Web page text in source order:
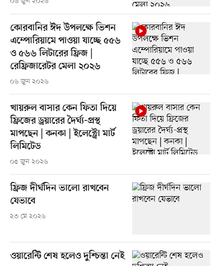
কোরবানির ঈদ উপলক্ষে ভিশন
এম্পোরিয়ামে পাওয়া যাচ্ছে ৫৫৬
ও ৫৬৬ লিটারের ফ্রিজ |
রেফ্রিজারেটর মেলা ২০২৬
০৬ জুন ২০২৬
খায়রুল বাসার কেন ফিতা দিয়ে
ফ্রিজের ড্রয়ারের দৈর্ঘ্য-প্রস্থ
মাপছেন | কনকা | ইলেক্ট্রো মার্ট
লিমিটেড
০৫ জুন ২০২৬
ফ্রিজ দীর্ঘদিন ভালো রাখবেন
যেভাবে
২৩ মে ২০২৬
ওয়ারেন্টি শেষ হলেও দুশ্চিন্তা নেই